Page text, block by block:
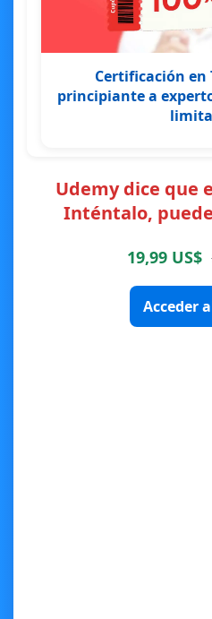
Certificación en
principiante a
Udemy dice que
Inténtalo,
19,99 US$
Acceder